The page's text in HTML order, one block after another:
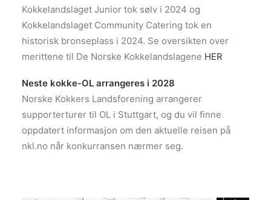
Kokkelandslaget Junior tok sølv i 2024 og
Kokkelandslaget Community Catering tok en
historisk bronseplass i 2024. Se oversikten over
merittene til De Norske Kokkelandslagene HER
Neste kokke-OL arrangeres i 2028
Norske Kokkers Landsforening arrangerer
supporterturer til OL i Stuttgart, og du vil finne
oppdatert informasjon om den aktuelle reisen på
nkl.no når konkurransen nærmer seg.